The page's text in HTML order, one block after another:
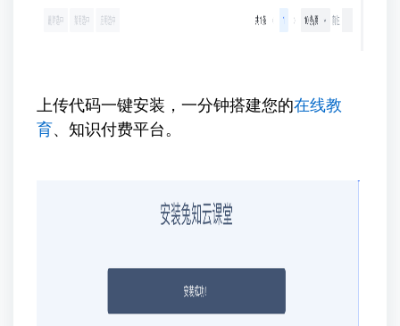
上传代码一键安装，一分钟搭建您的在线教
育、知识付费平台。